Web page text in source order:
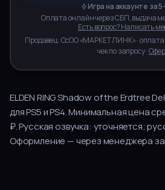
Игра на аккаунте за
Оплата онлайн через СБП, выдача
Есть вопрос? Написать
Продавец:ОсОО «МАРКЕТ ЛИНК»·
чек по запросу ·
ELDEN RING Shadow of the Erdtree
дляPS5 и PS4.Минимальная цена
₽.Русская озвучка: уточняется;
Оформление — через менеджера